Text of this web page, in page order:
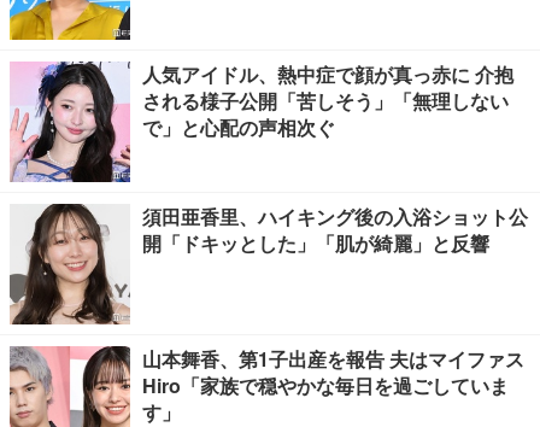
人気アイドル、熱中症で顔が真っ赤に 介抱
される様子公開「苦しそう」「無理しない
で」と心配の声相次ぐ
須田亜香里、ハイキング後の入浴ショット公
開「ドキッとした」「肌が綺麗」と反響
山本舞香、第1子出産を報告 夫はマイファス
Hiro「家族で穏やかな毎日を過ごしていま
す」